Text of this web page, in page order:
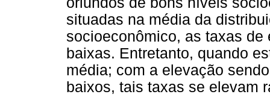
situadas na média da
socioeconômico, as taxas
baixas. Entretanto, quando
média; com a elevação
baixos, tais taxas se elevam